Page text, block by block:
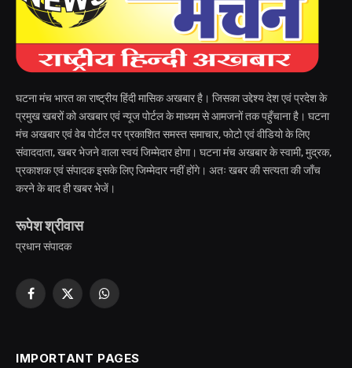
घटना मंच भारत का राष्ट्रीय हिंदी मासिक अखबार है। जिसका उद्देश्य देश एवं प्रदेश के
प्रमुख खबरों को अखबार एवं न्यूज पोर्टल के माध्यम से आमजनों तक पहुँचाना है। घटना
मंच अखबार एवं वेब पोर्टल पर प्रकाशित समस्त समाचार, फोटो एवं वीडियो के लिए
संवाददाता, खबर भेजने वाला स्वयं जिम्मेदार होगा। घटना मंच अखबार के स्वामी, मुद्रक,
प्रकाशक एवं संपादक इसके लिए जिम्मेदार नहीं होंगे। अतः खबर की सत्यता की जाँच
करने के बाद ही खबर भेजें।
रूपेश श्रीवास
प्रधान संपादक
Facebook
X
WhatsApp
IMPORTANT PAGES